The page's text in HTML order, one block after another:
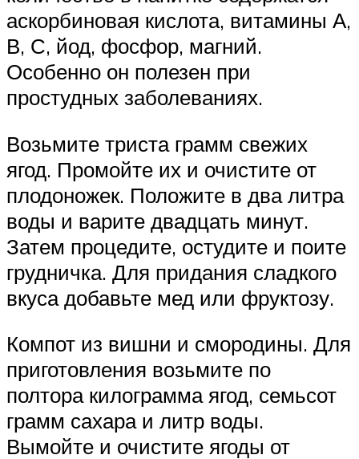
аскорбиновая кислота, витамины А,
В, С, йод, фосфор, магний.
Особенно он полезен при
простудных заболеваниях.
Возьмите триста грамм свежих
ягод. Промойте их и очистите от
плодоножек. Положите в два литра
воды и варите двадцать минут.
Затем процедите, остудите и поите
грудничка. Для придания сладкого
вкуса добавьте мед или фруктозу.
Компот из вишни и смородины. Для
приготовления возьмите по
полтора килограмма ягод, семьсот
грамм сахара и литр воды.
Вымойте и очистите ягоды от